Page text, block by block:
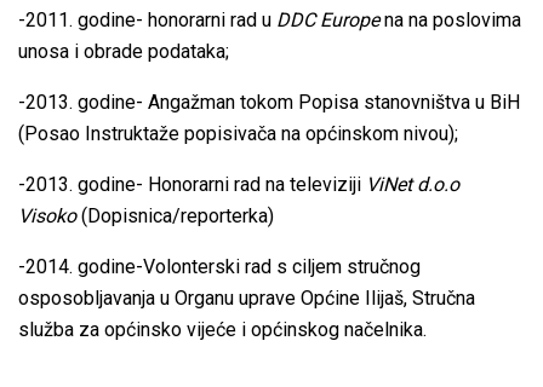
-2011. godine- honorarni rad u DDC Europena na poslovima
unosa i obrade podataka;
-2013. godine- Angažman tokom Popisa stanovništva u BiH
(Posao Instruktaže popisivača na općinskom nivou);
-2013. godine- Honorarni rad na televiziji ViNet d.o.o
Visoko(Dopisnica/reporterka)
-2014. godine-Volonterski rad s ciljem stručnog
osposobljavanja u Organu uprave Općine Ilijaš, Stručna
služba za općinsko vijeće i općinskog načelnika.